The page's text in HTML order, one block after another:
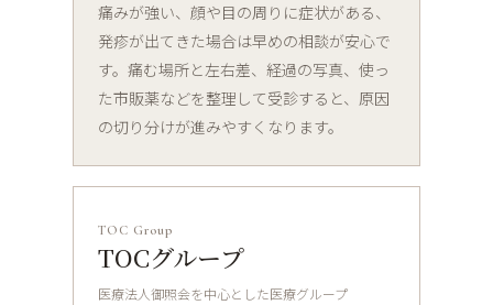
痛みが強い、顔や目の周りに症状がある、
発疹が出てきた場合は早めの相談が安心で
す。痛む場所と左右差、経過の写真、使っ
た市販薬などを整理して受診すると、原因
の切り分けが進みやすくなります。
TOC Group
TOCグループ
医療法人御照会を中心とした医療グループ